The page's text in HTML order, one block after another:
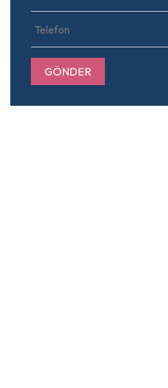
GÖNDER